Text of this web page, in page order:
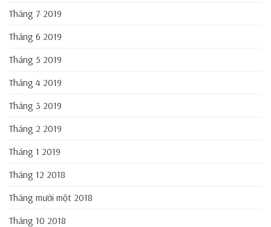
Tháng 7 2019
Tháng 6 2019
Tháng 5 2019
Tháng 4 2019
Tháng 3 2019
Tháng 2 2019
Tháng 1 2019
Tháng 12 2018
Tháng mười một 2018
Tháng 10 2018